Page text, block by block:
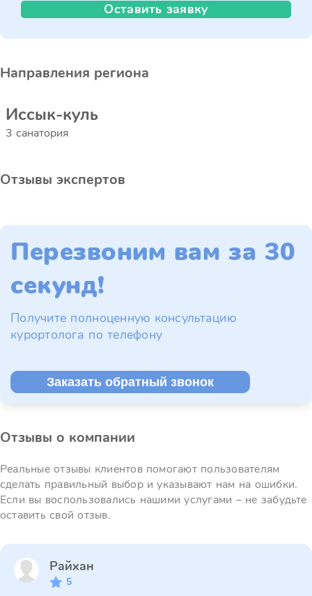
Оставить заявку
Направления региона
Иссык-куль
3 санатория
Отзывы экспертов
Перезвоним вам за 30
секунд!
Получите полноценную консультацию
курортолога по телефону
Заказать обратный звонок
Отзывы о компании
Реальные отзывы клиентов помогают пользователям
сделать правильный выбор и указывают нам на ошибки.
Если вы воспользовались нашими услугами – не забудьте
оставить свой отзыв.
Райхан
5